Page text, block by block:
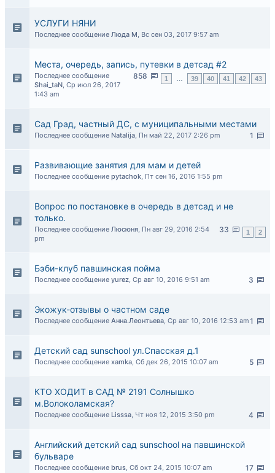
УСЛУГИ НЯНИ
Последнее сообщение Люда М, Вс сен 03, 2017 9:57 am
Места, очередь, запись, путевки в детсад #2
1 … 39 40 41 42 43
858
Последнее сообщение
Shai_taN, Ср июл 26, 2017
1:43 am
Сад Град, частный ДС, с муниципальными местами
1
Последнее сообщение Natalija, Пн май 22, 2017 2:26 pm
Развивающие занятия для мам и детей
Последнее сообщение pytachok, Пт сен 16, 2016 1:55 pm
Вопрос по постановке в очередь в детсад и не
только.
1 2
33
Последнее сообщение Люсюня, Пн авг 29, 2016 2:54
pm
Бэби-клуб павшинская пойма
3
Последнее сообщение yurez, Ср авг 10, 2016 9:51 am
Экожук-отзывы о частном саде
1
Последнее сообщение Анна.Леонтьева, Ср авг 10, 2016 12:53 am
Детский сад sunschool ул.Спасская д.1
5
Последнее сообщение xamka, Сб дек 26, 2015 10:07 am
КТО ХОДИТ в САД № 2191 Солнышко
м.Волоколамская?
4
Последнее сообщение Lisssa, Чт ноя 12, 2015 3:50 pm
Английский детский сад sunschool на павшинской
бульваре
17
Последнее сообщение brus, Сб окт 24, 2015 10:07 am